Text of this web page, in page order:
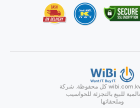
كل محفوظة. شركة
للبيع بالتجزئة للحواسيب
وملحقاتها